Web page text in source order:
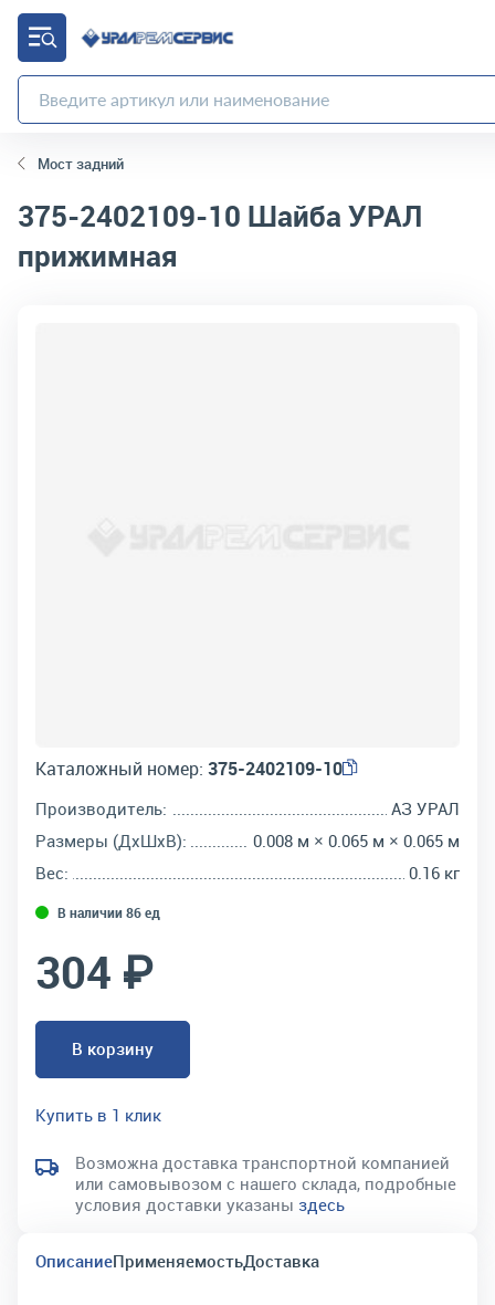
Мост задний
375-2402109-10 Шайба УРАЛ
прижимная
Каталожный номер: 375-2402109-10
Производитель:
АЗ УРАЛ
Размеры (ДхШхВ):
0.008 м × 0.065 м × 0.065 м
Вес:
0.16 кг
В наличии 86 ед
304 ₽
В корзину
Купить в 1 клик
Возможна доставка транспортной компанией
или самовывозом с нашего склада, подробные
условия доставки указаны здесь
ОписаниеПрименяемостьДоставка